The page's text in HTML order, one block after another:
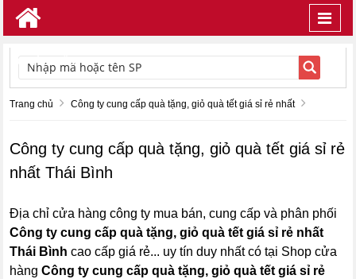
TÌM KIẾM
Trang chủ Công ty cung cấp quà tặng, giỏ quà tết giá sỉ rẻ nhất
Công ty cung cấp quà tặng, giỏ quà tết giá sỉ rẻ
nhất Thái Bình
Địa chỉ cửa hàng công ty mua bán, cung cấp và phân phối
Công ty cung cấp quà tặng, giỏ quà tết giá sỉ rẻ nhất
Thái Bình cao cấp giá rẻ... uy tín duy nhất có tại Shop cửa
hàngCông ty cung cấp quà tặng, giỏ quà tết giá sỉ rẻ